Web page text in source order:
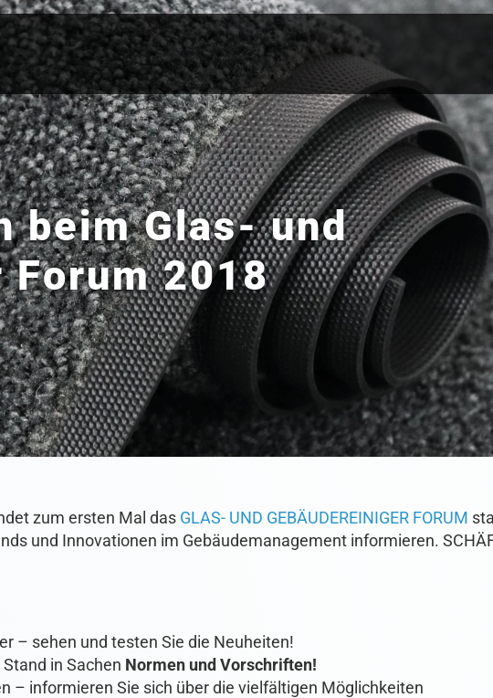
beim Glas- und
Forum 2018
zum ersten Mal das GLAS- UND GEBÄUDEREINIGER FORUM
und Innovationen im Gebäudemanagement informieren.
– sehen und testen Sie die Neuheiten!
in Sachen Normen und Vorschriften!
– informieren Sie sich über die vielfältigen Möglichkeiten